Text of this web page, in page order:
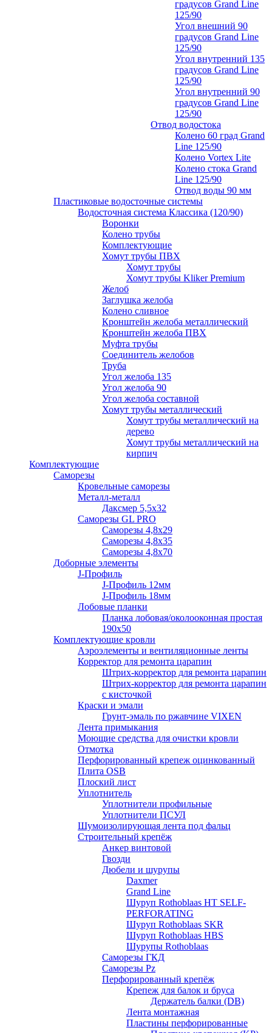
градусов Grand Line
125/90
Угол внешний 90
градусов Grand Line
125/90
Угол внутренний 135
градусов Grand Line
125/90
Угол внутренний 90
градусов Grand Line
125/90
Отвод водостока
Колено 60 град Grand
Line 125/90
Колено Vortex Lite
Колено стока Grand
Line 125/90
Отвод воды 90 мм
Пластиковые водосточные системы
Водосточная система Классика (120/90)
Воронки
Колено трубы
Комплектующие
Хомут трубы ПВХ
Хомут трубы
Хомут трубы Kliker Premium
Желоб
Заглушка желоба
Колено сливное
Кронштейн желоба металлический
Кронштейн желоба ПВХ
Муфта трубы
Соединитель желобов
Труба
Угол желоба 135
Угол желоба 90
Угол желоба составной
Хомут трубы металлический
Хомут трубы металлический на
дерево
Хомут трубы металлический на
кирпич
Комплектующие
Саморезы
Кровельные саморезы
Металл-металл
Даксмер 5,5х32
Саморезы GL PRO
Сaморезы 4,8х29
Сaморезы 4,8х35
Сaморезы 4,8х70
Доборные элементы
J-Профиль
J-Профиль 12мм
J-Профиль 18мм
Лобовые планки
Планка лобовая/околооконная простая
190х50
Комплектующие кровли
Аэроэлементы и вентиляционные ленты
Корректор для ремонта царапин
Штрих-корректор для ремонта царапин
Штрих-корректор для ремонта царапин
с кисточкой
Краски и эмали
Грунт-эмаль по ржавчине VIXEN
Лента примыкания
Моющие средства для очистки кровли
Отмотка
Перфорированный крепеж оцинкованный
Плита OSB
Плоский лист
Уплотнитель
Уплотнители профильные
Уплотнители ПСУЛ
Шумоизолирующая лента под фальц
Строительный крепёж
Анкер винтовой
Гвозди
Дюбели и шурупы
Daxmer
Grand Line
Шуруп Rothoblaas HT SELF-
PERFORATING
Шуруп Rothoblaas SKR
Шуруп Rothoblaas НВS
Шурупы Rothoblaas
Саморeзы ГКД
Саморезы Pz
Перфорированный крепёж
Крепеж для балок и бруса
Держатель балки (DB)
Лента монтажнaя
Пластины перфорированные